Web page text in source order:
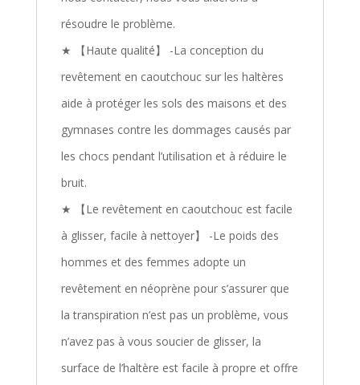
résoudre le problème.
★ 【Haute qualité】 -La conception du
revêtement en caoutchouc sur les haltères
aide à protéger les sols des maisons et des
gymnases contre les dommages causés par
les chocs pendant l’utilisation et à réduire le
bruit.
★ 【Le revêtement en caoutchouc est facile
à glisser, facile à nettoyer】 -Le poids des
hommes et des femmes adopte un
revêtement en néoprène pour s’assurer que
la transpiration n’est pas un problème, vous
n’avez pas à vous soucier de glisser, la
surface de l’haltère est facile à propre et offre